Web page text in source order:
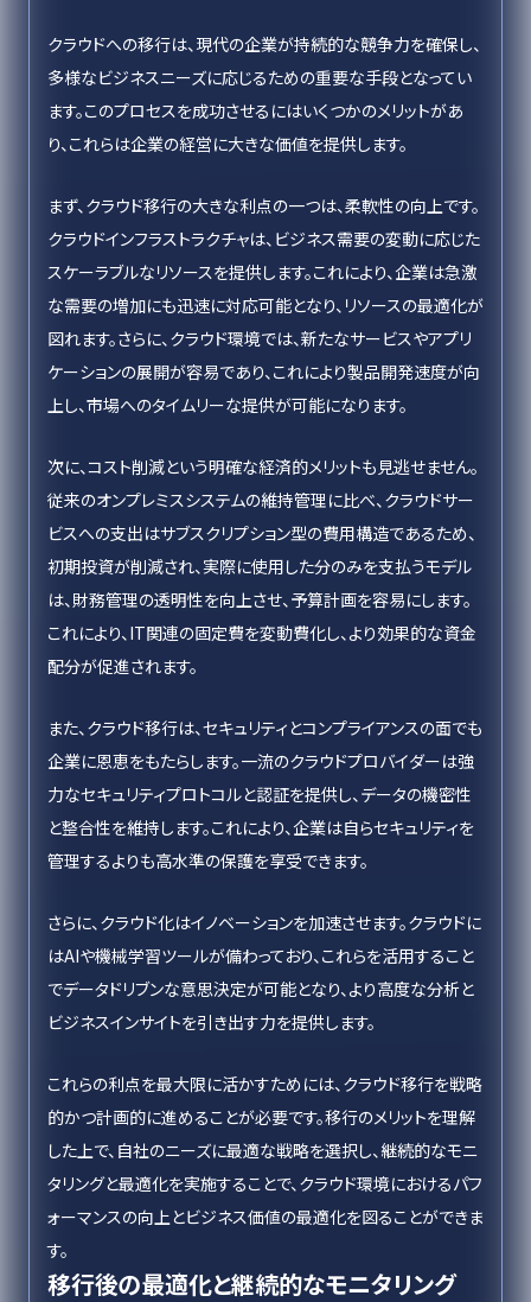
クラウドへの移行は、現代の企業が持続的な競争力を確保し、
多様なビジネスニーズに応じるための重要な手段となってい
ます。このプロセスを成功させるにはいくつかのメリットがあ
り、これらは企業の経営に大きな価値を提供します。
まず、クラウド移行の大きな利点の一つは、柔軟性の向上です。
クラウドインフラストラクチャは、ビジネス需要の変動に応じた
スケーラブルなリソースを提供します。これにより、企業は急激
な需要の増加にも迅速に対応可能となり、リソースの最適化が
図れます。さらに、クラウド環境では、新たなサービスやアプリ
ケーションの展開が容易であり、これにより製品開発速度が向
上し、市場へのタイムリーな提供が可能になります。
次に、コスト削減という明確な経済的メリットも見逃せません。
従来のオンプレミスシステムの維持管理に比べ、クラウドサー
ビスへの支出はサブスクリプション型の費用構造であるため、
初期投資が削減され、実際に使用した分のみを支払うモデル
は、財務管理の透明性を向上させ、予算計画を容易にします。
これにより、IT関連の固定費を変動費化し、より効果的な資金
配分が促進されます。
また、クラウド移行は、セキュリティとコンプライアンスの面でも
企業に恩恵をもたらします。一流のクラウドプロバイダーは強
力なセキュリティプロトコルと認証を提供し、データの機密性
と整合性を維持します。これにより、企業は自らセキュリティを
管理するよりも高水準の保護を享受できます。
さらに、クラウド化はイノベーションを加速させます。クラウドに
はAIや機械学習ツールが備わっており、これらを活用すること
でデータドリブンな意思決定が可能となり、より高度な分析と
ビジネスインサイトを引き出す力を提供します。
これらの利点を最大限に活かすためには、クラウド移行を戦略
的かつ計画的に進めることが必要です。移行のメリットを理解
した上で、自社のニーズに最適な戦略を選択し、継続的なモニ
タリングと最適化を実施することで、クラウド環境におけるパフ
ォーマンスの向上とビジネス価値の最適化を図ることができま
す。
移行後の最適化と継続的なモニタリング